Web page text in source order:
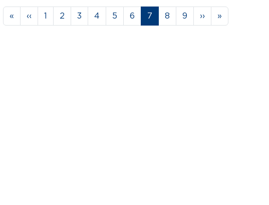
Primeira página
« Página anterior
‹‹ Página
1 Página
2 Página
3 Página
4 Página
5 Página
6 Página
7 Página
8 Página
9 Próxima página
›› Última página
»